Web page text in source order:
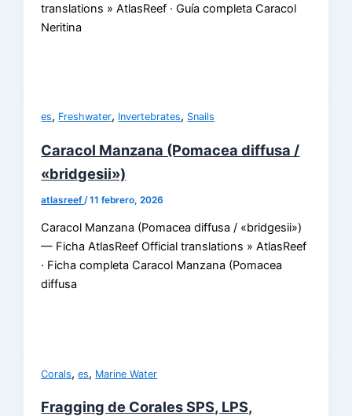
translations » AtlasReef · Guía completa Caracol
Neritina
es, Freshwater, Invertebrates, Snails
Caracol Manzana (Pomacea diffusa /
«bridgesii»)
atlasreef /11 febrero, 2026
Caracol Manzana (Pomacea diffusa / «bridgesii»)
— Ficha AtlasReef Official translations » AtlasReef
· Ficha completa Caracol Manzana (Pomacea
diffusa
Corals,es, Marine Water
Fragging de Corales SPS, LPS,